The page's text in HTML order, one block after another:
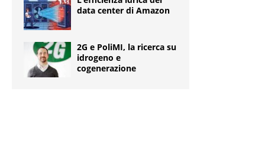
data center di Amazon
2G e PoliMI, la ricerca su
idrogeno e
cogenerazione